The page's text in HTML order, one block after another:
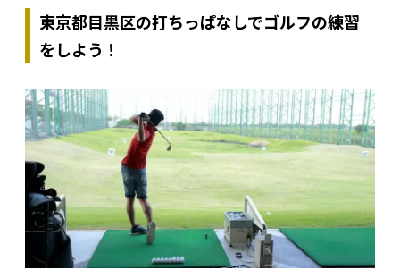
東京都目黒区の打ちっぱなしでゴルフの練習
をしよう！